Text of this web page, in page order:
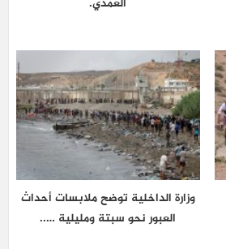
العمدي.
وزارة الداخلية توضح ملابسات أحداث
العبور نحو سبتة ومليلية …..